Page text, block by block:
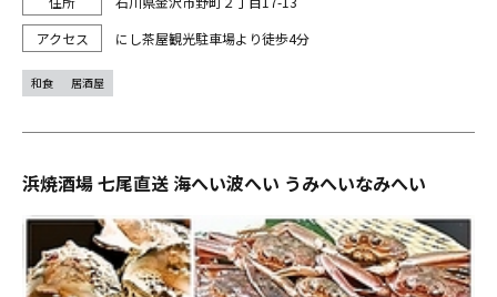
にし茶屋観光駐車場より徒歩4分
和食 居酒屋
浜焼酒場 七尾直送 海へい波へい うみへいなみへい